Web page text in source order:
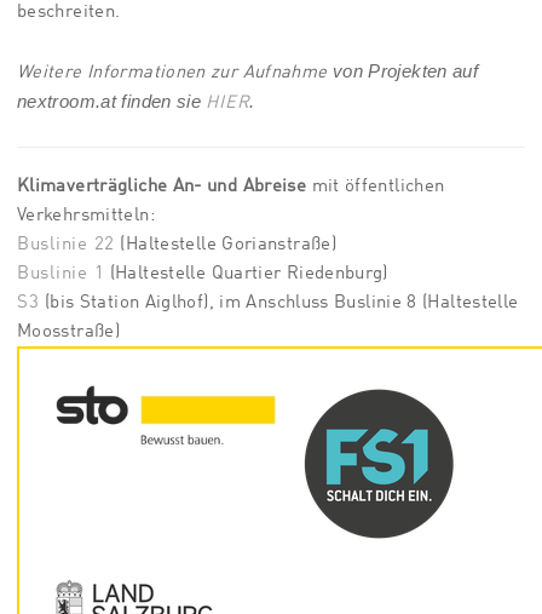
beschreiten.
Weitere Informationen zur Aufnahme von Projekten auf
nextroom.at finden sie HIER.
Klimaverträgliche An- und Abreise mit öffentlichen
Verkehrsmitteln:
Buslinie 22 (Haltestelle Gorianstraße)
Buslinie 1
(Haltestelle Quartier Riedenburg)
S3 (bis Station Aiglhof), im Anschluss Buslinie 8 (Haltestelle
Moosstraße)